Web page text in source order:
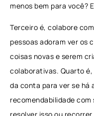
menos bem para você?
Terceiro é, colabore
pessoas adoram ver os
coisas novas e serem
colaborativas. Quarto
da conta para ver se há
recomendabilidade